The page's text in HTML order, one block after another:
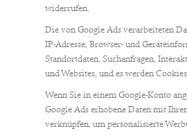
widerrufen.
Die von Google Ads verarbeiteten
IP-Adresse, Browser- und
Standortdaten, Suchanfragen,
und Websites, und es werden
Wenn Sie in einem Google-Konto
Google Ads erhobene Daten mit
verknüpfen, um personalisierte